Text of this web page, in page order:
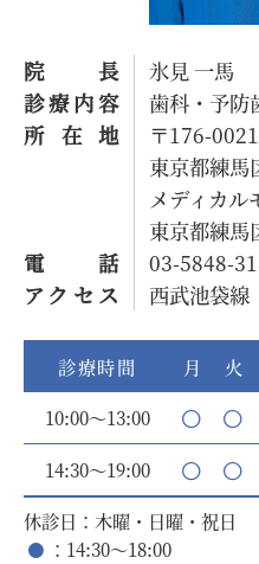
院長
氷見 一馬
診療内容
歯科・予防
所在地
〒176-0021
東京都練馬
メディカル
東京都練馬
電話
03-5848-
アクセス
西武池袋
休診日：木曜・日曜・祝日
：14:30～18:00
診療時間 月 火
10:00～13:00
14:30～19:00